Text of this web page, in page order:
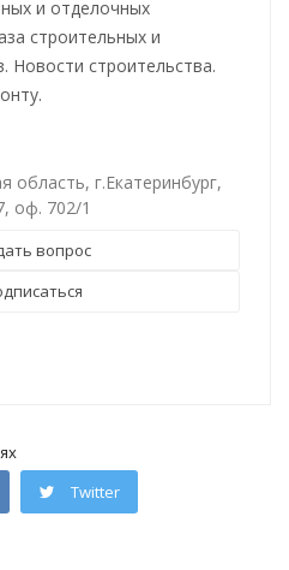
и отделочных
строительных и
Новости строительства.
область, г.Екатеринбург,
оф. 702/1
вопрос
Twitter